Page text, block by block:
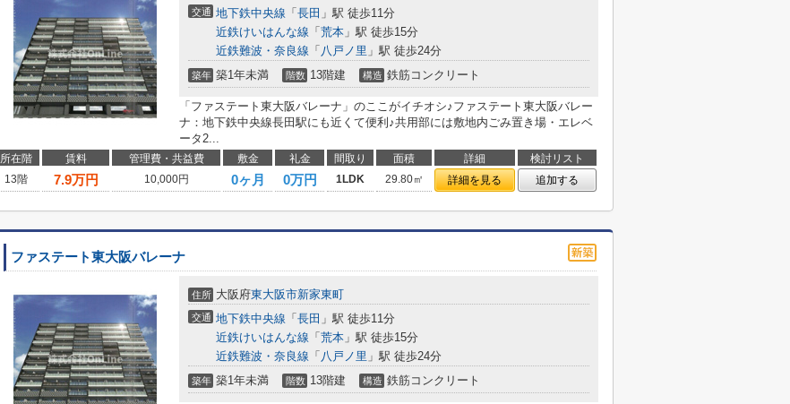
交通 地下鉄中央線 「 長田 」駅 徒歩11分
近鉄けいはんな線 「 荒本 」駅 徒歩15分
近鉄難波・奈良線 「 八戸ノ里 」駅 徒歩24分
築年 築1年未満 階数 13階建 構造 鉄筋コンクリート
「ファステート東大阪バレーナ」のここがイチオシ♪ファステート東大阪バレー
ナ：地下鉄中央線長田駅にも近くて便利♪共用部には敷地内ごみ置き場・エレベ
ータ2...
所在階 賃料 管理費・共益費 敷金 礼金 間取り 面積 詳細
検討リスト
13階
7.9万円 10,000円 0ヶ月 0万円 1LDK 29.80㎡ 詳細を見る 追加する
ファステート東大阪バレーナ
住所 大阪府東大阪市新家東町
交通 地下鉄中央線 「 長田 」駅 徒歩11分
近鉄けいはんな線 「 荒本 」駅 徒歩15分
近鉄難波・奈良線 「 八戸ノ里 」駅 徒歩24分
築年 築1年未満 階数 13階建 構造 鉄筋コンクリート